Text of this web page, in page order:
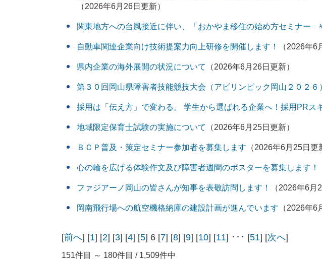
（2026年6月26日更新）
関東地方への台風接近に伴い、「おかやま移住の始め方セミナー
自動車関連企業向け技術提案力向上研修を開催します！ （2026年6
県内企業の海外展開の状況について （2026年6月26日更新）
第３０回岡山県障害者技能競技大会（アビリンピック岡山２０２６
採用は「伝え方」で変わる。 学生から選ばれる企業へ！採用PRス
地域限定保育士試験の実施について （2026年6月25日更新）
ＢＣＰ普及・策定セミナー参加者を募集します （2026年6月25日更
心の輪を広げる体験作文及び障害者週間のポスターを募集します！
ファジアーノ岡山の皆さんが知事を表敬訪問します！ （2026年6月
岡南飛行場への航空機格納庫の建設計画が進んでいます （2026年6
[前へ] [1] [2] [3] [4] [5] 6 [7] [8] [9] [10] [11] ･･･ [51] [次へ]
151件目 ～ 180件目 / 1,509件中